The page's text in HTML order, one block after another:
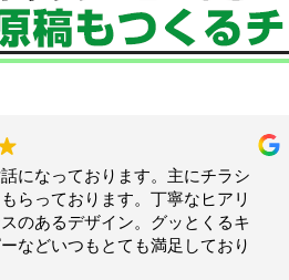
して本当に良かった！！相談したらこ
は思いつかないような構成でインパク
るリーフレットを作ってくださいまし
素晴らしいの一言につきます！！今後